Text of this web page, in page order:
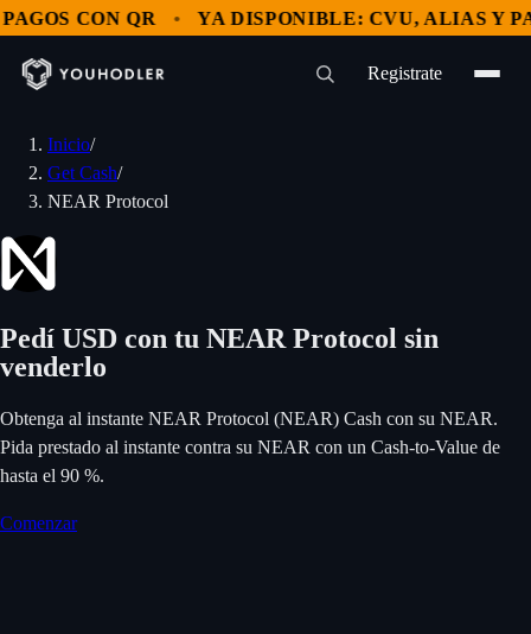
CON QR YA DISPONIBLE: CVU, ALIAS Y
Registrate
Inicio/
Get Cash/
NEAR Protocol
Pedí USD con tu NEAR Protocol sin
venderlo
Obtenga al instante NEAR Protocol (NEAR) Cash con su NEAR.
Pida prestado al instante contra su NEAR con un Cash-to-Value de
hasta el 90 %.
Comenzar